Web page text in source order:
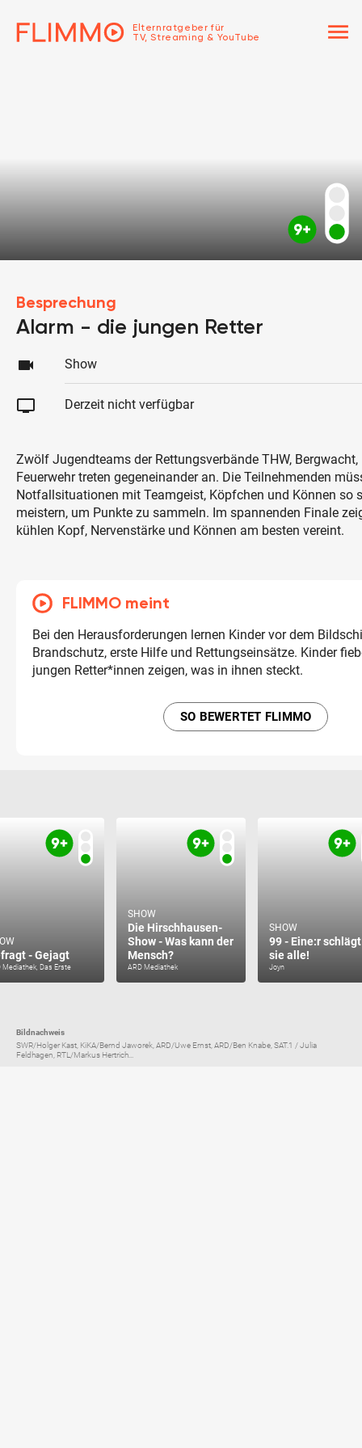
Elternratgeber für
TV, Streaming & YouTube
menu
Besprechung
Alarm - die jungen Retter
videocam Show
tv Derzeit nicht verfügbar
Zwölf Jugendteams der Rettungsverbände THW, Bergwacht,
Feuerwehr treten gegeneinander an. Die Teilnehmenden
Notfallsituationen mit Teamgeist, Köpfchen und Können so
meistern, um Punkte zu sammeln. Im spannenden Finale
kühlen Kopf, Nervenstärke und Können am besten vereint.
FLIMMO meint
Bei den Herausforderungen lernen Kinder vor dem
Brandschutz, erste Hilfe und Rettungseinsätze. Kinder
jungen Retter*innen zeigen, was in ihnen steckt.
SO BEWERTET FLIMMO
- Gejagt
Mediathek, Das Erste
SHOW
Die Hirschhausen-
Show - Was kann der
Mensch?
ARD Mediathek
SHOW
99 - Eine:r schlägt
sie alle!
Joyn
Bildnachweis
SWR/Holger Kast, KiKA/Bernd Jaworek, ARD/Uwe Ernst, ARD/Ben Knabe, SAT.1 / Julia
Feldhagen, RTL/Markus Hertrich...